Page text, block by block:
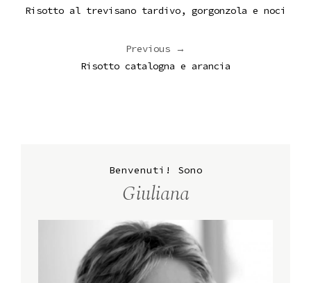
Risotto al trevisano tardivo, gorgonzola e noci
Previous →
Risotto catalogna e arancia
Benvenuti! Sono
Giuliana